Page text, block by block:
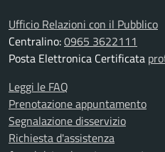
Ufficio Relazioni con il Pubblico
Centralino:0965 3622111
Posta Elettronica Certificata
Leggi le FAQ
Prenotazione appuntamento
Segnalazione disservizio
Richiesta d'assistenza